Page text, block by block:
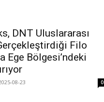
DNT Uluslararası
Filo
Ege Bölgesi’ndeki
08-23 0